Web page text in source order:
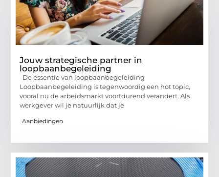
Jouw strategische partner in
loopbaanbegeleiding
De essentie van loopbaanbegeleiding
Loopbaanbegeleiding is tegenwoordig een hot topic,
vooral nu de arbeidsmarkt voortdurend verandert. Als
werkgever wil je natuurlijk dat je
Aanbiedingen